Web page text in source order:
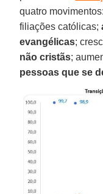
quatro
filiações católicas;
evangélicas;
não cristãs;
pessoas que se